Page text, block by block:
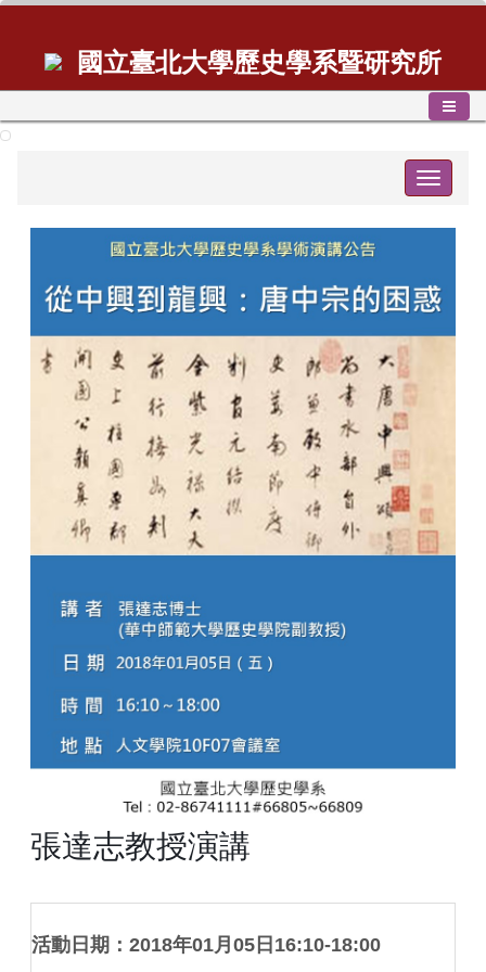
國立臺北大學歷史學系暨研究所
Toggle
張達志教授演講
活動日期：2018年01月05日16:10-18:00